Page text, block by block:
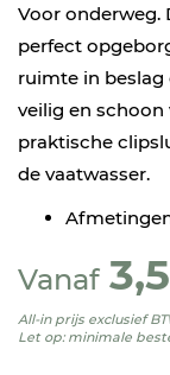
Voor onderweg.
perfect
ruimte in beslag
veilig en schoon
praktische
de vaatwasser.
Vanaf
All-in prijs exclusief
Let op: minimale